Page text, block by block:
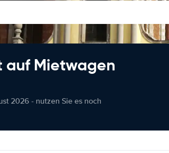
auf Mietwagen
2026 - nutzen Sie es noch